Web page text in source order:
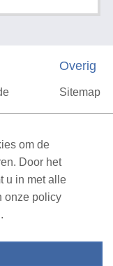
Overig
Sitemap
(NAD-WEB-1)
om de
Door het
u in met alle
onze policy